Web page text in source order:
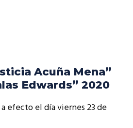
Acuña Mena”
Edwards” 2020
efecto el día viernes 23 de